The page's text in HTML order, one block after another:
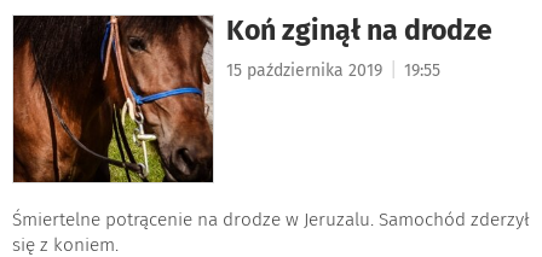
Koń zginął na drodze
15 października 2019 19:55
Śmiertelne potrącenie na drodze w Jeruzalu. Samochód zderzył
się z koniem.